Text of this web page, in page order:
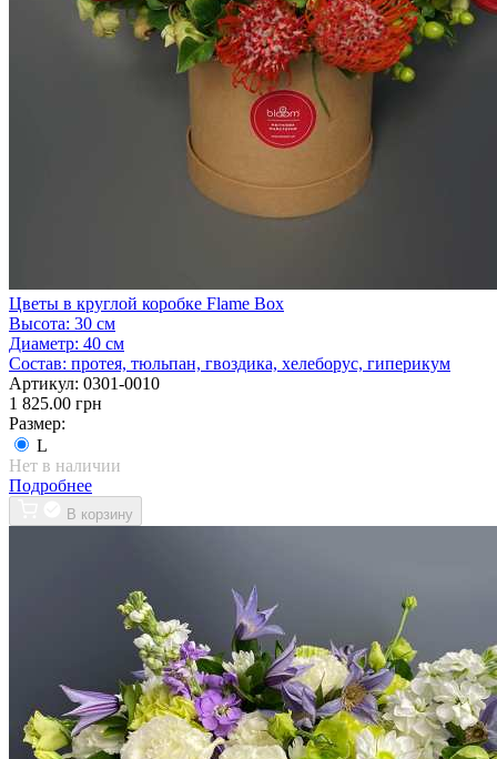
Цветы в круглой коробке Flame Box
Высота: 30 см
Диаметр: 40 см
Состав: протея, тюльпан, гвоздика, хелеборус, гиперикум
Артикул: 0301-0010
1 825.00 грн
Размер:
L
Нет в наличии
Подробнее
В корзину